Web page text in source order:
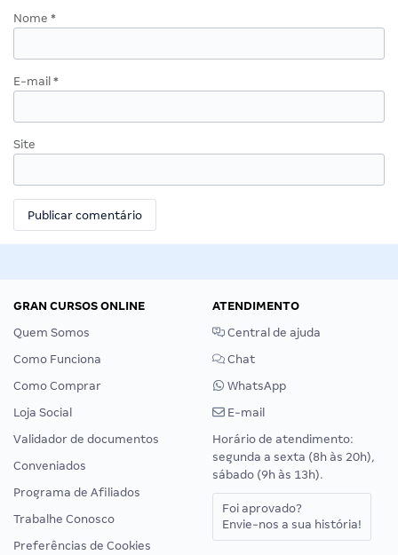
Nome *
E-mail *
Site
GRAN CURSOS ONLINE
Quem Somos
Como Funciona
Como Comprar
Loja Social
Validador de documentos
Conveniados
Programa de Afiliados
Trabalhe Conosco
Preferências de Cookies
ATENDIMENTO
Central de ajuda
Chat
WhatsApp
E-mail
Horário de atendimento:
segunda a sexta (8h às 20h),
sábado (9h às 13h).
Foi aprovado?
Envie-nos a sua história!